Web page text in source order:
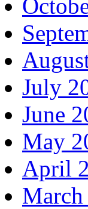
July
June
May
April